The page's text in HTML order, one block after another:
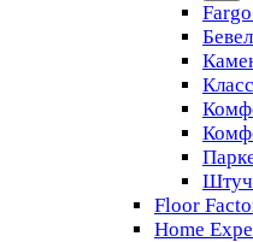
Fargo
Floor
Home